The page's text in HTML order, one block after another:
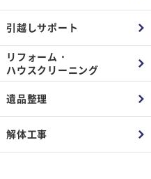
引越しサポート
リフォーム・
ハウスクリーニング
遺品整理
解体工事